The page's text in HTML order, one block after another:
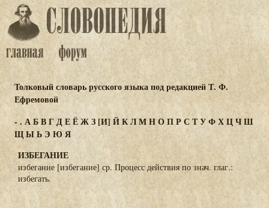
Толковый словарь русского языка под редакцией Т. Ф.
Ефремовой
- . АБВГДЕЁЖЗ [И] ЙКЛМНОПРС ТУФХЦЧШ
ЩЫЬЭ ЮЯ
ИЗБЕГАНИЕ
избегание [избегание] ср. Процесс действия по знач. глаг.:
избегать.